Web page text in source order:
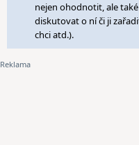
nejen ohodnotit, ale
diskutovat o ní či ji
chci atd.).